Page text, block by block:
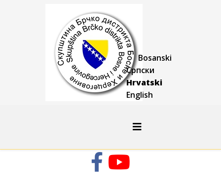
Bosanski
Српски
Hrvatski
English